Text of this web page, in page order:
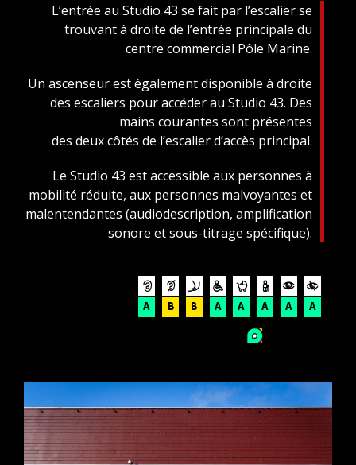
L’entrée au Studio 43 se fait par l’escalier se
trouvant à droite de l’entrée principale du
centre commercial Pôle Marine.
Un ascenseur est également disponible à droite
des escaliers pour accéder au Studio 43. Des
mains courantes sont présentes
des deux côtés de l’escalier d’accès principal.
Le Studio 43 est accessible aux personnes à
mobilité réduite, aux personnes malvoyantes et
malentendantes (audiodescription, amplification
sonore et sous-titrage spécifique).